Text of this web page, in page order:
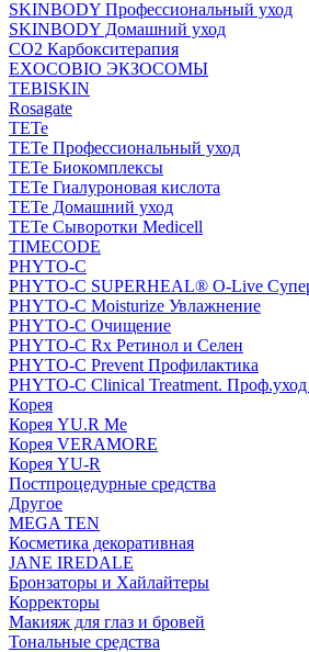
SKINBODY Профессиональный уход
SKINBODY Домашний уход
CO2 Карбокситерапия
EXOCOBIO ЭКЗОСОМЫ
TEBISKIN
Rosagate
TETe
TETe Профессиональный уход
TETe Биокомплексы
TETe Гиалуроновая кислота
TETe Домашний уход
TETe Сыворотки Medicell
TIMECODE
PHYTO-C
PHYTO-C SUPERHEAL® O-Live
PHYTO-C Moisturize Увлажнение
PHYTO-C Очищение
PHYTO-C Rx Ретинол и Селен
PHYTO-C Prevent Профилактика
PHYTO-C Clinical Treatment.
Корея
Корея YU.R Me
Корея VERAMORE
Корея YU-R
Постпроцедурные средства
Другое
MEGA TEN
Косметика декоративная
JANE IREDALE
Бронзаторы и Хайлайтеры
Корректоры
Макияж для глаз и бровей
Тональные средства